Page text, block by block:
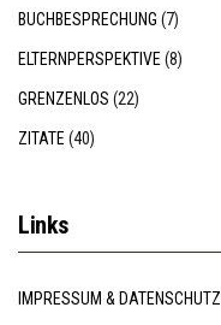
BUCHBESPRECHUNG (7)
ELTERNPERSPEKTIVE (8)
GRENZENLOS (22)
ZITATE (40)
Links
IMPRESSUM & DATENSCHUTZ